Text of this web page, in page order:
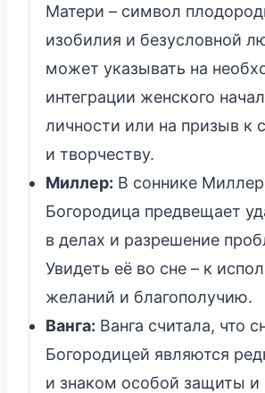
Матери – символ
изобилия и безусловной
может указывать на
интеграции женского
личности или на призыв к
и творчеству.
Миллер: В соннике
Богородица предвещает
в делах и разрешение
Увидеть её во сне – к
желаний и благополучию.
Ванга: Ванга считала, что
Богородицей являются
и знаком особой защиты и